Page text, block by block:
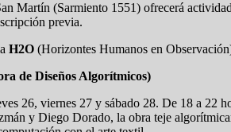
Martín (Sarmiento 1551) ofrecerá
previa.
H2O (Horizontes Humanos en
de Diseños Algorítmicos)
26, viernes 27 y sábado 28. De 18 a 22
y Diego Dorado, la obra teje